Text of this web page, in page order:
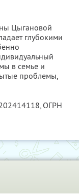
Цыгановой
глубокими
в семье и
проблемы,
, ОГРН